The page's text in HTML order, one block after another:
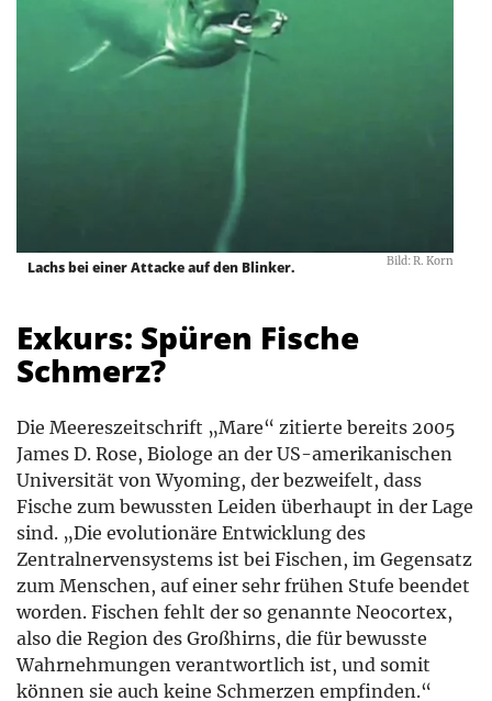
Bild: R. Korn
Lachs bei einer Attacke auf den Blinker.
Exkurs: Spüren Fische
Schmerz?
Die Meereszeitschrift „Mare“ zitierte bereits 2005
James D. Rose, Biologe an der US-amerikanischen
Universität von Wyoming, der bezweifelt, dass
Fische zum bewussten Leiden überhaupt in der Lage
sind. „Die evolutionäre Entwicklung des
Zentralnervensystems ist bei Fischen, im Gegensatz
zum Menschen, auf einer sehr frühen Stufe beendet
worden. Fischen fehlt der so genannte Neocortex,
also die Region des Großhirns, die für bewusste
Wahrnehmungen verantwortlich ist, und somit
können sie auch keine Schmerzen empfinden.“